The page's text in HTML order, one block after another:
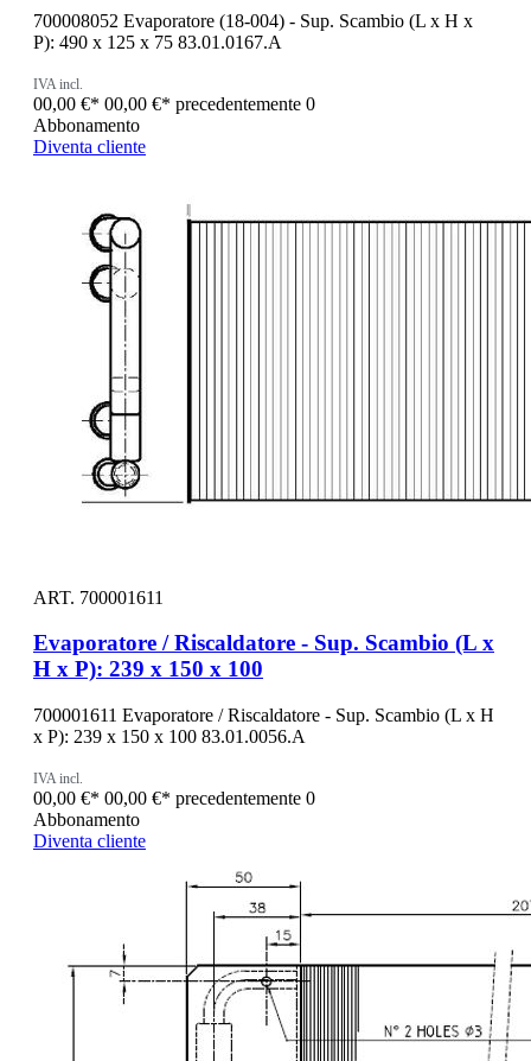
700008052 Evaporatore (18-004) - Sup. Scambio (L x H x
P): 490 x 125 x 75 83.01.0167.A
IVA incl.
00,00 €* 00,00 €* precedentemente 0
Abbonamento
Diventa cliente
ART. 700001611
Evaporatore / Riscaldatore - Sup. Scambio (L x
H x P): 239 x 150 x 100
700001611 Evaporatore / Riscaldatore - Sup. Scambio (L x H
x P): 239 x 150 x 100 83.01.0056.A
IVA incl.
00,00 €* 00,00 €* precedentemente 0
Abbonamento
Diventa cliente